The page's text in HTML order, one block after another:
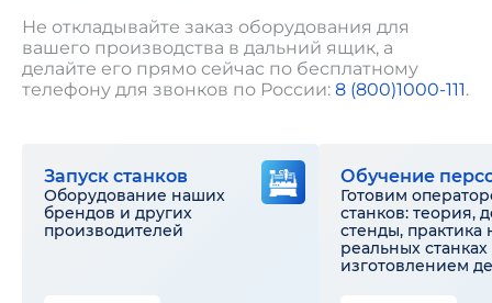
Не откладывайте заказ оборудования для
вашего производства в дальний ящик, а
делайте его прямо сейчас по бесплатному
телефону для звонков по России: 8 (800)1000-111.
Запуск станков
Оборудование наших
брендов и других
производителей
Обучение
Готовим
станков: теория,
стенды, практика
реальных станках
изготовлением